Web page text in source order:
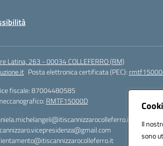
Il
sono
Latina, 263 - 00034 COLLEFERRO (RM)
Posta elettronica certificata (PEC):
fiscale: 87004480585
RMTF15000D